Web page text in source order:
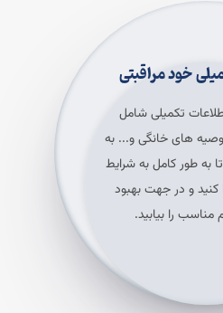
خود مراقبتی
تکمیلی شامل
های خانگی و... به
به طور کامل به شرایط
کنید و در جهت بهبود
مناسب را بیابید.